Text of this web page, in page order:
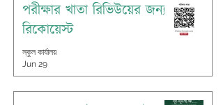
পরীক্ষার খাতা রিভিউয়ের জন্য
রিকোয়েস্ট
স্কুল কার্যালয়
Jun 29